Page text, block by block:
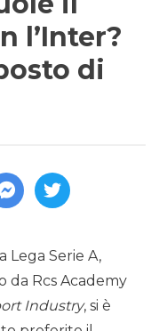
l’Inter?
di
Lega Serie A,
da Rcs Academy
Industry, si è